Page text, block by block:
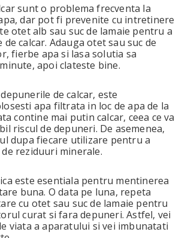
sunt o problema frecventa la
dar pot fi prevenite cu intretinere
otet alb sau suc de lamaie pentru a
calcar. Adauga otet sau suc de
fierbe apa si lasa solutia sa
apoi clateste bine.
de calcar, este
apa filtrata in loc de apa de la
contine mai putin calcar, ceea ce va
riscul de depuneri. De asemenea,
dupa fiecare utilizare pentru a
reziduuri minerale.
este esentiala pentru mentinerea
buna. O data pe luna, repeta
cu otet sau suc de lamaie pentru
curat si fara depuneri. Astfel, vei
viata a aparatului si vei imbunatati